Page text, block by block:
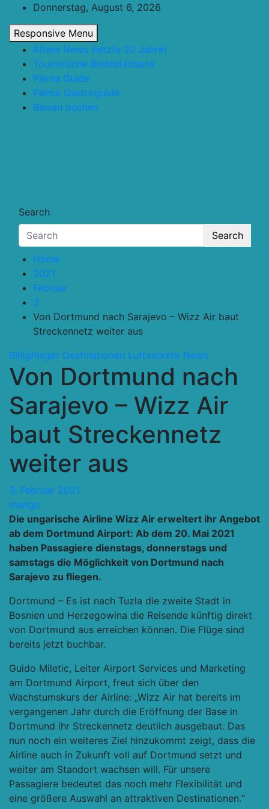
content
Donnerstag, August 6, 2026
Responsive Menu
Ältere News (letzte 20 Jahre)
Touristische Bilddatenbank
Palma.Guide
Palma Gastroguide
Reisen buchen
Search
Search
Home
2021
Februar
3
Von Dortmund nach Sarajevo – Wizz Air baut
Streckennetz weiter aus
Billigflieger Destinationen Luftverkehr News
Von Dortmund nach
Sarajevo – Wizz Air
baut Streckennetz
weiter aus
3. Februar 2021
mango
Die ungarische Airline Wizz Air erweitert ihr Angebot
ab dem Dortmund Airport: Ab dem 20. Mai 2021
haben Passagiere dienstags, donnerstags und
samstags die Möglichkeit von Dortmund nach
Sarajevo zu fliegen.
Dortmund – Es ist nach Tuzla die zweite Stadt in
Bosnien und Herzegowina die Reisende künftig direkt
von Dortmund aus erreichen können. Die Flüge sind
bereits jetzt buchbar.
Guido Miletic, Leiter Airport Services und Marketing
am Dortmund Airport, freut sich über den
Wachstumskurs der Airline: „Wizz Air hat bereits im
vergangenen Jahr durch die Eröffnung der Base in
Dortmund ihr Streckennetz deutlich ausgebaut. Das
nun noch ein weiteres Ziel hinzukommt zeigt, dass die
Airline auch in Zukunft voll auf Dortmund setzt und
weiter am Standort wachsen will. Für unsere
Passagiere bedeutet das noch mehr Flexibilität und
eine größere Auswahl an attraktiven Destinationen.“